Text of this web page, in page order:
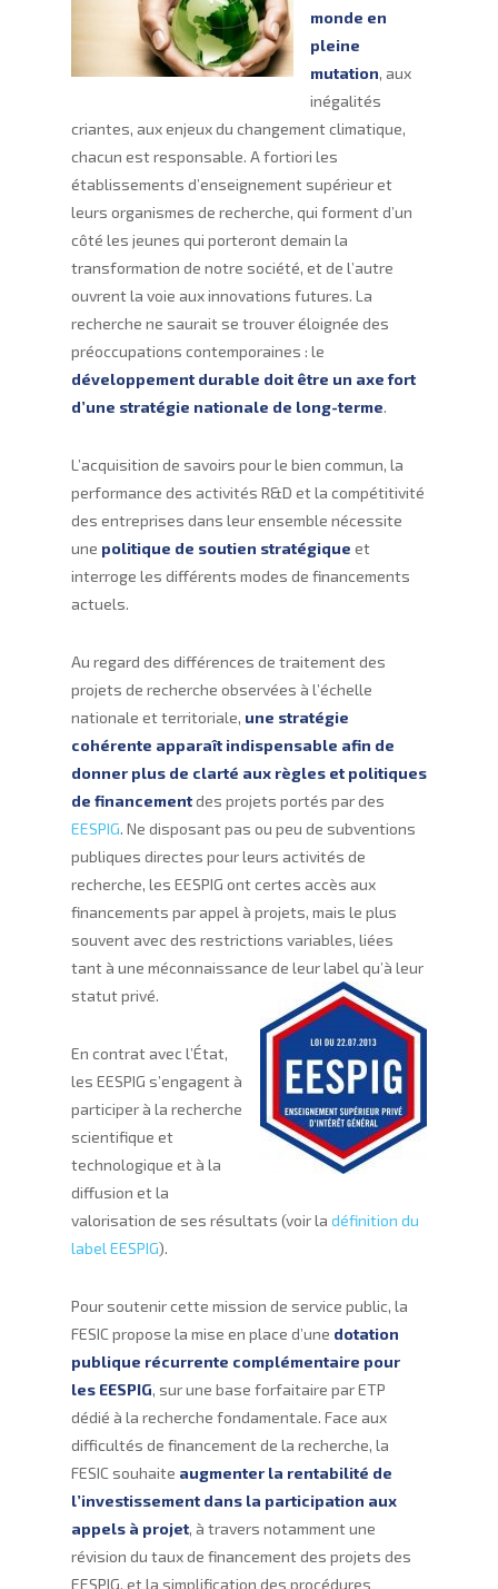
monde en
pleine
mutation, aux
inégalités
criantes, aux enjeux du changement climatique,
chacun est responsable. A fortiori les
établissements d’enseignement supérieur et
leurs organismes de recherche, qui forment d’un
côté les jeunes qui porteront demain la
transformation de notre société, et de l’autre
ouvrent la voie aux innovations futures. La
recherche ne saurait se trouver éloignée des
préoccupations contemporaines : le
développement durable doit être un axe fort
d’une stratégie nationale de long-terme.
L’acquisition de savoirs pour le bien commun, la
performance des activités R&D et la compétitivité
des entreprises dans leur ensemble nécessite
une politique de soutien stratégique et
interroge les différents modes de financements
actuels.
Au regard des différences de traitement des
projets de recherche observées à l’échelle
nationale et territoriale, une stratégie
cohérente apparaît indispensable afin de
donner plus de clarté aux règles et politiques
de financementdes projets portés par des
EESPIG. Ne disposant pas ou peu de subventions
publiques directes pour leurs activités de
recherche, les EESPIG ont certes accès aux
financements par appel à projets, mais le plus
souvent avec des restrictions variables, liées
tant à une méconnaissance de leur label qu’à leur
statut privé.
En contrat avec l’État,
les EESPIG s’engagent à
participer à la recherche
scientifique et
technologique et à la
diffusion et la
valorisation de ses résultats (voir la définition du
label EESPIG).
Pour soutenir cette mission de service public, la
FESIC propose la mise en place d’une dotation
publique récurrente complémentaire pour
les EESPIG, sur une base forfaitaire par ETP
dédié à la recherche fondamentale. Face aux
difficultés de financement de la recherche, la
FESIC souhaite augmenter la rentabilité de
l’investissement dans la participation aux
appels à projet, à travers notamment une
révision du taux de financement des projets des
EESPIG, et la simplification des procédures